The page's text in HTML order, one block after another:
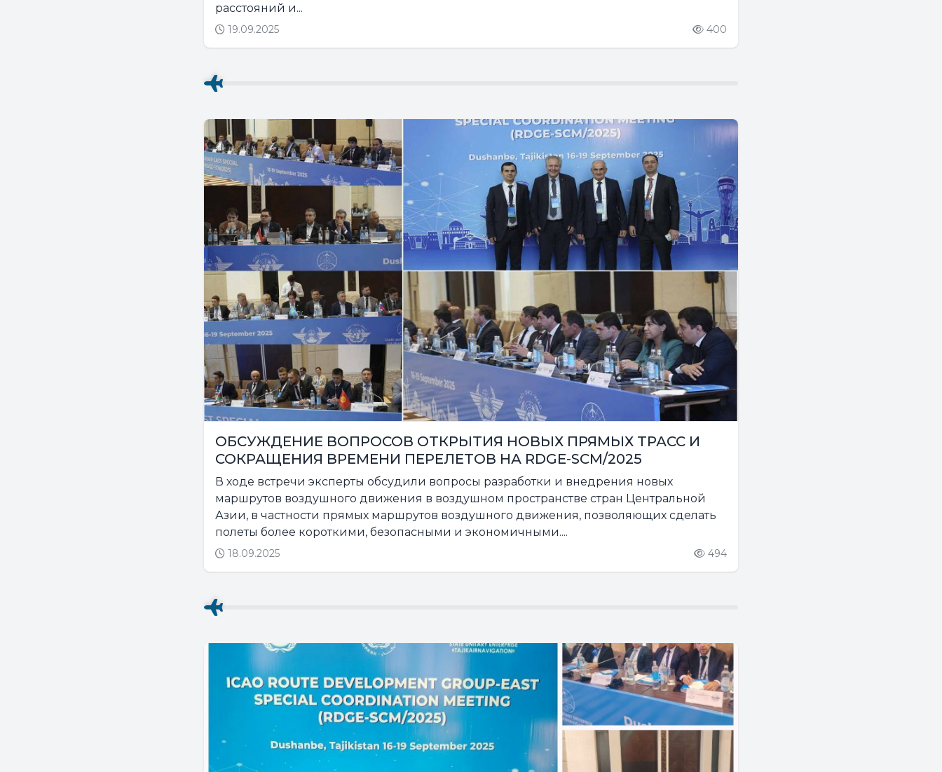
расстояний и...
19.09.2025 400
ОБСУЖДЕНИЕ ВОПРОСОВ ОТКРЫТИЯ НОВЫХ ПРЯМЫХ ТРАСС И
СОКРАЩЕНИЯ ВРЕМЕНИ ПЕРЕЛЕТОВ НА RDGE-SCM/2025
В ходе встречи эксперты обсудили вопросы разработки и внедрения новых
маршрутов воздушного движения в воздушном пространстве стран Центральной
Азии, в частности прямых маршрутов воздушного движения, позволяющих сделать
полеты более короткими, безопасными и экономичными....
18.09.2025 494